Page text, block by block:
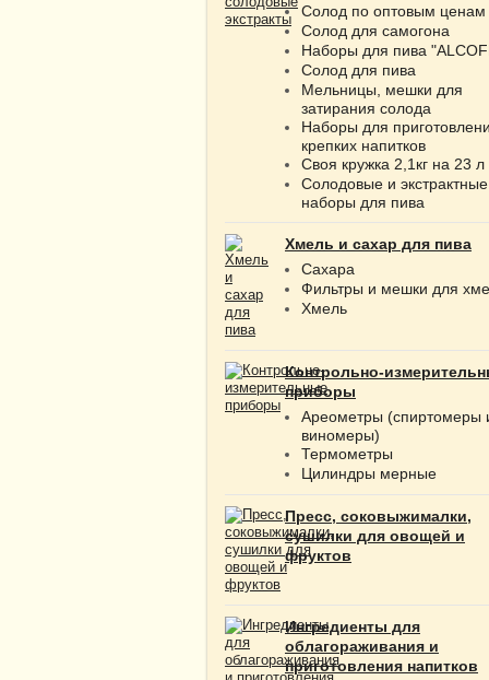
Солод по оптовым ценам
Солод для самогона
Наборы для пива
Солод для пива
Мельницы, мешки для
затирания солода
Наборы для
крепких напитков
Своя кружка 2,1кг на 23 л
Солодовые и экстрактные
наборы для пива
Хмель и сахар для пива
Сахара
Фильтры и мешки для
Хмель
Контрольно-
приборы
Ареометры (спиртомеры
виномеры)
Термометры
Цилиндры мерные
Пресс, соковыжималки,
сушилки для овощей и
фруктов
Ингредиенты для
облагораживания и
приготовления напитков